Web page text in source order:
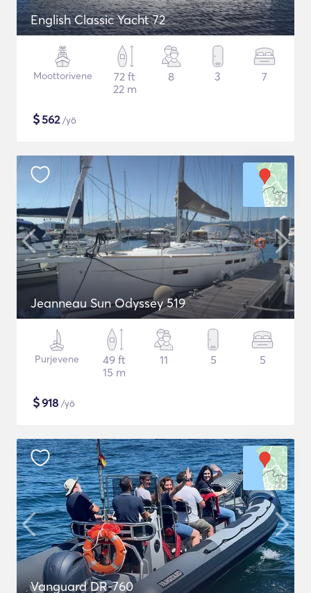
English Classic Yacht 72
Moottorivene
72 ft
22 m
8 3 7
$562/yö
Jeanneau Sun Odyssey 519
Purjevene
49 ft
15 m
11 5 5
$918 /yö
Vanguard DR-760